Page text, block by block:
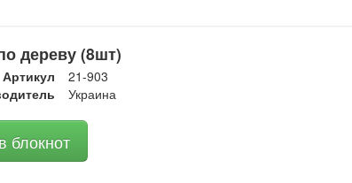
дереву (8шт)
Артикул
21-903
Украина
блокнот